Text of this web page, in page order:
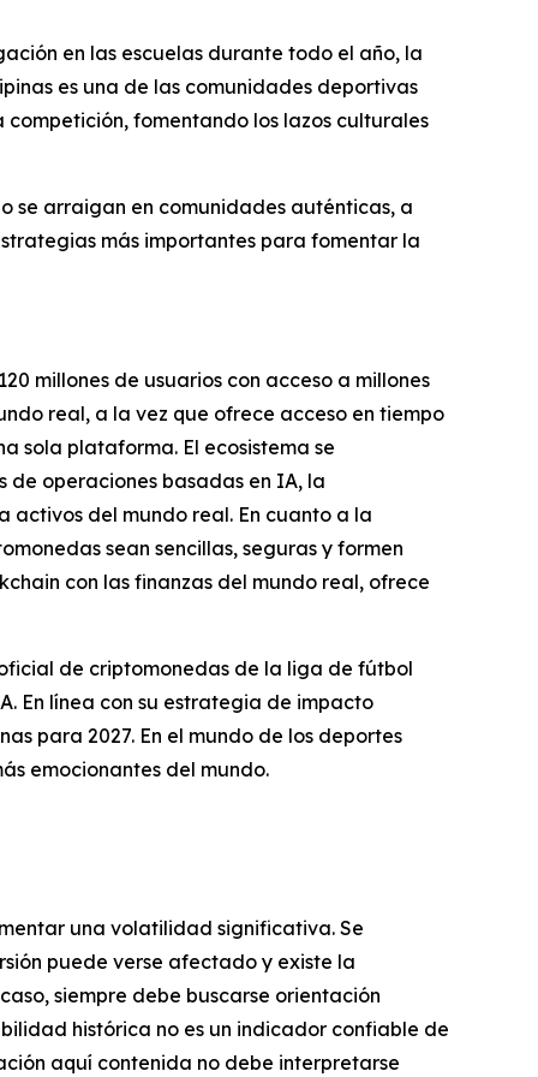
en las escuelas durante todo el año, la
es una de las comunidades deportivas
fomentando los lazos culturales
se arraigan en comunidades auténticas, a
más importantes para fomentar la
millones de usuarios con acceso a millones
real, a la vez que ofrece acceso en tiempo
sola plataforma. El ecosistema se
de operaciones basadas en IA, la
activos del mundo real. En cuanto a la
sean sencillas, seguras y formen
con las finanzas del mundo real, ofrece
de criptomonedas de la liga de fútbol
En línea con su estrategia de impacto
para 2027. En el mundo de los deportes
emocionantes del mundo.
una volatilidad significativa. Se
puede verse afectado y existe la
siempre debe buscarse orientación
histórica no es un indicador confiable de
aquí contenida no debe interpretarse